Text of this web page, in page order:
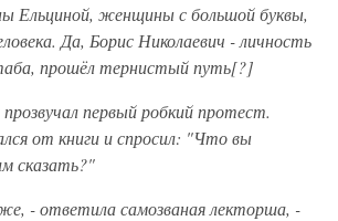
Ельциной, женщины с большой буквы,
Да, Борис Николаевич - личность
прошёл тернистый путь[?]
первый робкий протест.
от книги и спросил: "Что вы
сказать?"
- ответила самозваная лекторша, -